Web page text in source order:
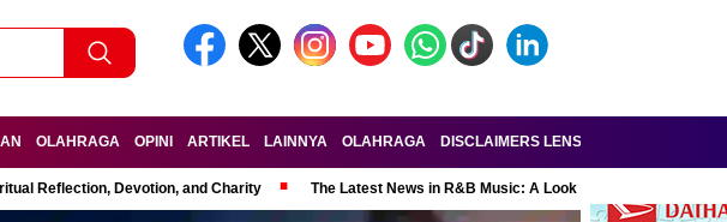
OLAHRAGA OPINI ARTIKEL LAINNYA OLAHRAGA DISCLAIMERS LENSA-RAKYAT.COM
Reflection, Devotion, and Charity The Latest News in R&B Music: A Look at Super Bowl